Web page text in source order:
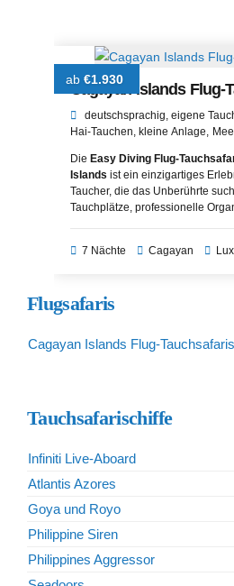
ab €1.930
Cagayan Islands Flug-
deutschsprachig eigene
Hai-Tauchen
kleine Anlage
Die Easy Diving Flug-
Islands ist ein einzigartiges
Taucher, die das Unberührte
Tauchplätze, professionelle
7 Nächte
Cagayan
Flugsafaris
Cagayan Islands Flug-Tauchsafaris
Tauchsafarischiffe
Infiniti Live-Aboard
Atlantis Azores
Goya und Royo
Philippine Siren
Philippines Aggressor